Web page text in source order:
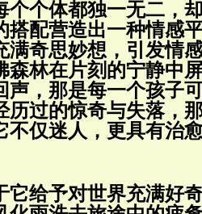
个个体都独一无二，
搭配营造出一种情感
满奇思妙想，引发情
森林在片刻的宁静中
声，那是每一个孩子
历过的惊奇与失落，
不仅迷人，更具有治
它给予对世界充满好